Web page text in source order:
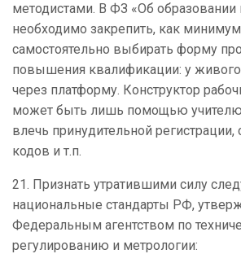
методистами. В ФЗ «Об
необходимо закрепить, как
самостоятельно выбирать форму
повышения квалификации: у живого
через платформу. Конструктор
может быть лишь помощью
влечь принудительной
кодов и т.п.
21. Признать утратившими силу
национальные стандарты РФ,
Федеральным агентством по
регулированию и метрологии: